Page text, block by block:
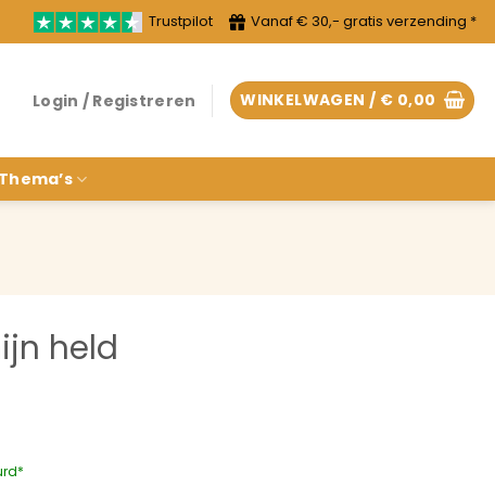
Trustpilot Vanaf € 30,- gratis verzending *
Login / Registreren WINKELWAGEN / € 0,00
Thema’s
held